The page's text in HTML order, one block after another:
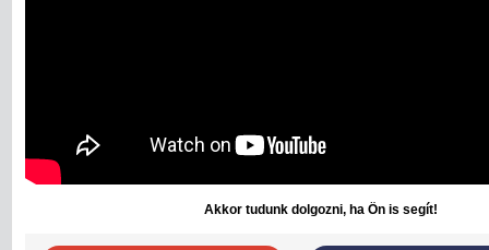
Akkor tudunk dolgozni, ha Ön is segít!